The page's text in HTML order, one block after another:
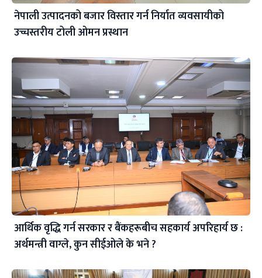
नेपाली उत्पादनको बजार विस्तार गर्न निर्यात व्यवसायीको
उच्चस्तरीय टोली ओमन प्रस्थान
आर्थिक वृद्धि गर्न सरकार र बैंकहरूबीच सहकार्य अपरिहार्य छ :
अर्थमन्त्री वाग्ले, कुन सीईओले के भने ?